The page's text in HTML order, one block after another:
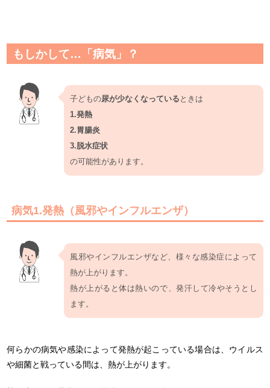
もしかして…「病気」？
子どもの尿が少なくなっている ときは
1.発熱
2.胃腸炎
3.脱水症状
の可能性があります。
病気1.発熱（風邪やインフルエンザ）
風邪やインフルエンザなど、様々な感染症によって
熱が上がります。
熱が上がると体は熱いので、発汗して冷やそうとし
ます。
何らかの病気や感染によって発熱が起こっている場合は、ウイルス
や細菌と戦っている間は、熱が上がります。